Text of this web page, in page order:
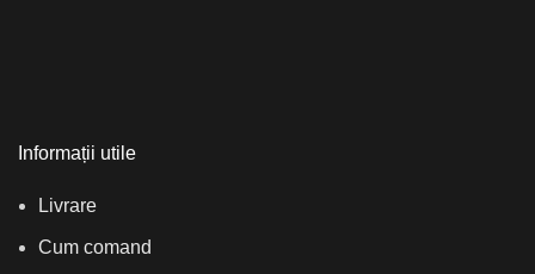
Informații utile
Livrare
Cum comand